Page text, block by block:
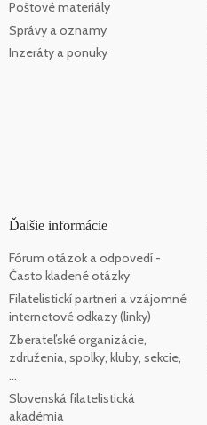
Poštové materiály
Správy a oznamy
Inzeráty a ponuky
Ďalšie informácie
Fórum otázok a odpovedí -
Často kladené otázky
Filatelistickí partneri a vzájomné
internetové odkazy (linky)
Zberateľské organizácie,
združenia, spolky, kluby, sekcie,
...
Slovenská filatelistická
akadémia